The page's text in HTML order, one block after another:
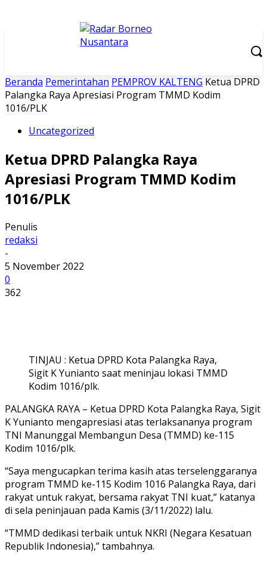
Beranda Pemerintahan PEMPROV KALTENG Ketua DPRD
Palangka Raya Apresiasi Program TMMD Kodim
1016/PLK
Uncategorized
Ketua DPRD Palangka Raya
Apresiasi Program TMMD Kodim
1016/PLK
Penulis
redaksi
-
5 November 2022
0
362
TINJAU : Ketua DPRD Kota Palangka Raya,
Sigit K Yunianto saat meninjau lokasi TMMD
Kodim 1016/plk.
PALANGKA RAYA – Ketua DPRD Kota Palangka Raya, Sigit
K Yunianto mengapresiasi atas terlaksananya program
TNI Manunggal Membangun Desa (TMMD) ke-115
Kodim 1016/plk.
“Saya mengucapkan terima kasih atas terselenggaranya
program TMMD ke-115 Kodim 1016 Palangka Raya, dari
rakyat untuk rakyat, bersama rakyat TNI kuat,” katanya
di sela peninjauan pada Kamis (3/11/2022) lalu.
“TMMD dedikasi terbaik untuk NKRI (Negara Kesatuan
Republik Indonesia),” tambahnya.